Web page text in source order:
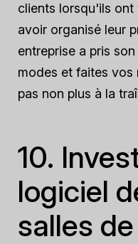
clients lorsqu'ils ont
avoir organisé leur
entreprise a pris
modes et faites vos
pas non plus à la
10.
logiciel
salles